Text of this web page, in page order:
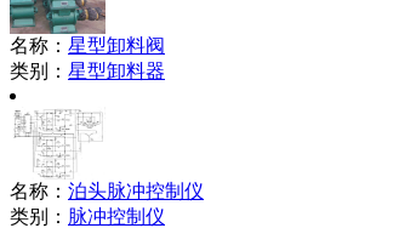
名称： 星型卸料阀
类别： 星型卸料器
名称： 泊头脉冲控制仪
类别： 脉冲控制仪